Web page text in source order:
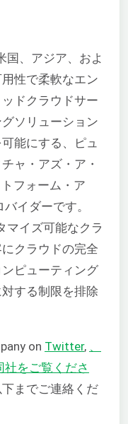
国、アジア、およ
性で柔軟なエン
ドクラウドサー
ソリューション
能にする、ピュ
ャ・アズ・ア・
フォーム・ア
イダーです。
マイズ可能なクラ
クラウドの完全
ピューティング
する制限を排除
on Twitter, 、
社をご覧くださ
までご連絡くだ